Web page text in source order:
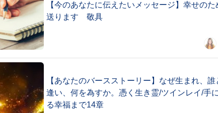
【今のあなたに伝えたいメッセージ】幸せのた
送ります 敬具
【あなたのバースストーリー】なぜ生まれ、誰
逢い、何を為すか。憑く生き霊/ツインレイ/手
る幸福まで14章